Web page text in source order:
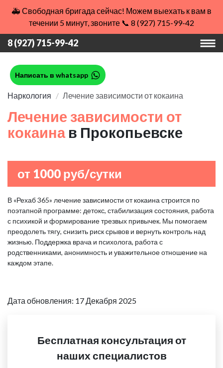
🚑 Свободная бригада сейчас! Можем выехать к вам в
течении 5 минут, звоните 📞 8 (927) 715-99-42
8 (927) 715-99-42
Написать в whatsapp
Наркология Лечение зависимости от кокаина
Лечение зависимости от
кокаина в Прокопьевске
от 1000 руб/сутки
В «Рехаб 365» лечение зависимости от кокаина строится по
поэтапной программе: детокс, стабилизация состояния, работа
с психикой и формирование трезвых привычек. Мы помогаем
преодолеть тягу, снизить риск срывов и вернуть контроль над
жизнью. Поддержка врача и психолога, работа с
родственниками, анонимность и уважительное отношение на
каждом этапе.
Дата обновления: 17 Декабря 2025
Бесплатная консультация от
наших специалистов